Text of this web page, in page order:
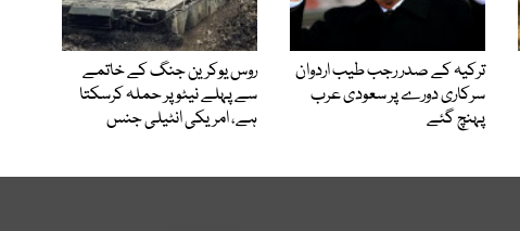
ترکیہ کے صدر رجب طیب اردوان
سرکاری دورے پر سعودی عرب
پہنچ گئے
روس یوکرین جنگ کے خاتمے
سے پہلے نیٹو پر حملہ کرسکتا
ہے، امریکی انٹیلی جنس